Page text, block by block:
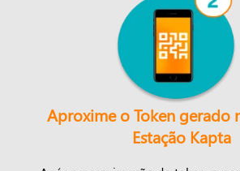
Aproxime o Token gerado
Estação Kapta